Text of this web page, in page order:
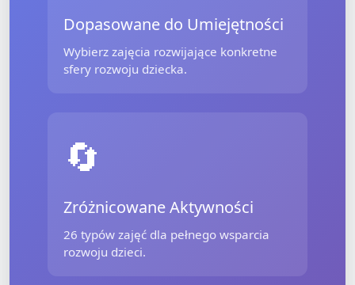
Dopasowane do Umiejętności
Wybierz zajęcia rozwijające konkretne
sfery rozwoju dziecka.
🔄
Zróżnicowane Aktywności
26 typów zajęć dla pełnego wsparcia
rozwoju dzieci.